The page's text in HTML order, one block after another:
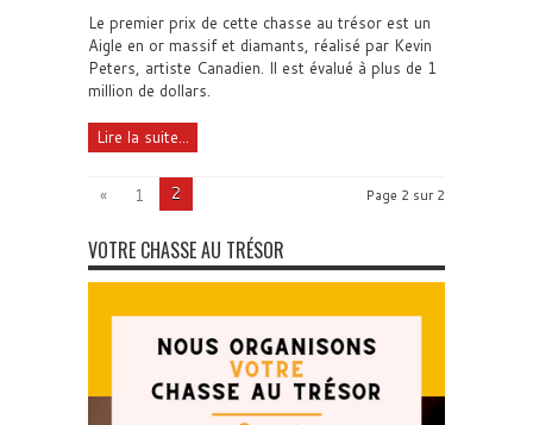
Le premier prix de cette chasse au trésor est un
Aigle en or massif et diamants, réalisé par Kevin
Peters, artiste Canadien. Il est évalué à plus de 1
million de dollars.
Lire la suite...
Page 2 sur 2
« 1 2
VOTRE CHASSE AU TRÉSOR